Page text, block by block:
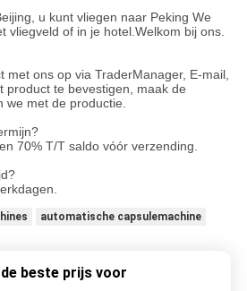
u kunt vliegen naar Peking We
vliegveld of in je hotel. Welkom bij ons.
met ons op via TraderManager, E-mail,
product te bevestigen, maak de
met de productie.
70% T/T saldo vóór verzending.
automatische capsulemachine
beste prijs voor